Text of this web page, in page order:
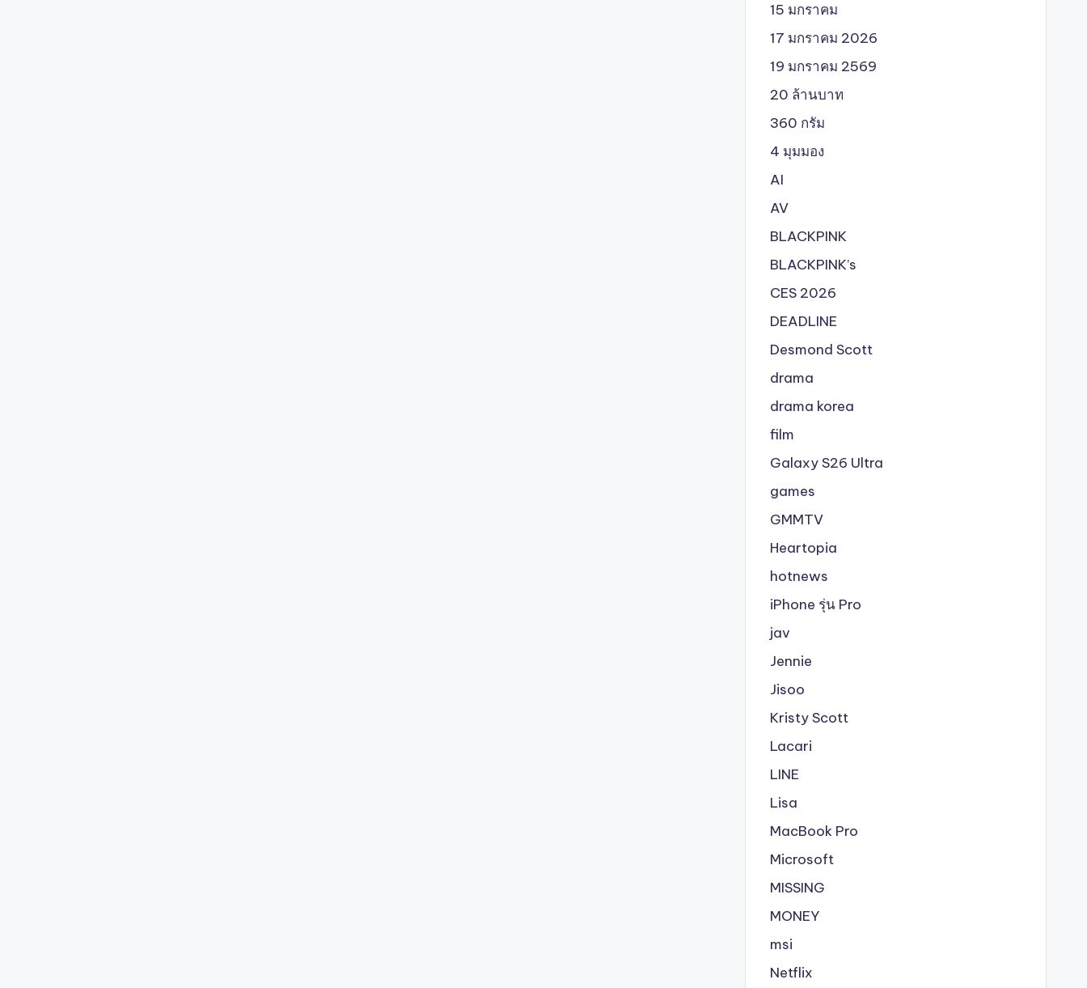
15 มกราคม
17 มกราคม 2026
19 มกราคม 2569
20 ล้านบาท
360 กรัม
4 มุมมอง
AI
AV
BLACKPINK
BLACKPINK’s
CES 2026
DEADLINE
Desmond Scott
drama
drama korea
film
Galaxy S26 Ultra
games
GMMTV
Heartopia
hotnews
iPhone รุ่น Pro
jav
Jennie
Jisoo
Kristy Scott
Lacari
LINE
Lisa
MacBook Pro
Microsoft
MISSING
MONEY
msi
Netflix